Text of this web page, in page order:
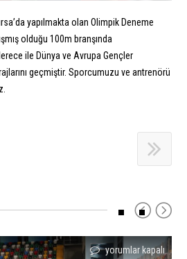
yapılmakta olan Olimpik Deneme
olduğu 100m branşında
ile Dünya ve Avrupa Gençler
geçmiştir. Sporcumuzu ve antrenörü
Orçun
yorumlar kapalı
Abdülselam
yorumlar kapalı
Salih
yorumlar kapalı
Tuğba
yorumlar kapalı
Tuğba
yorumlar kapalı
Aysel
yorumlar kapalı